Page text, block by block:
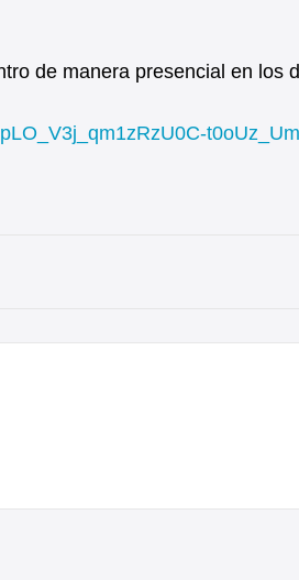
de manera presencial en los